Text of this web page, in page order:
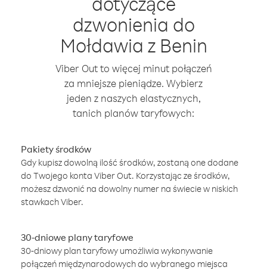
dzwonienia do
Mołdawia z Benin
Viber Out to więcej minut połączeń
za mniejsze pieniądze. Wybierz
jeden z naszych elastycznych,
tanich planów taryfowych:
Pakiety środków
Gdy kupisz dowolną ilość środków, zostaną one dodane
do Twojego konta Viber Out. Korzystając ze środków,
możesz dzwonić na dowolny numer na świecie w niskich
stawkach Viber.
30-dniowe plany taryfowe
30-dniowy plan taryfowy umożliwia wykonywanie
połączeń międzynarodowych do wybranego miejsca